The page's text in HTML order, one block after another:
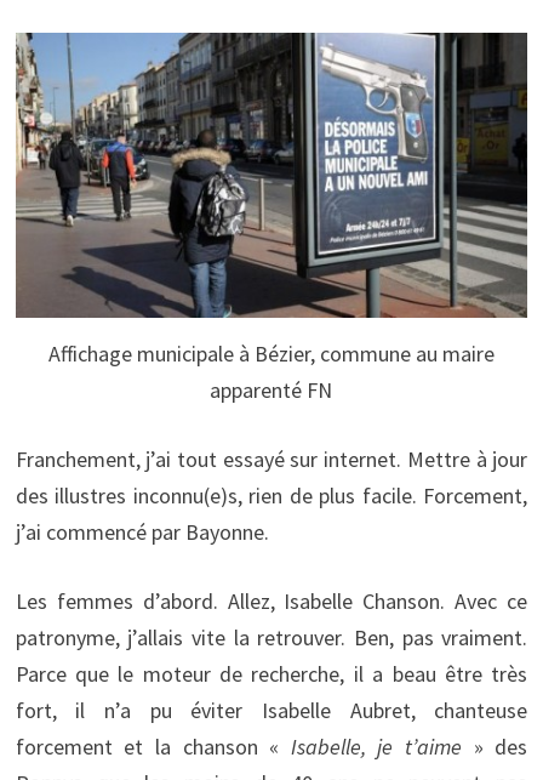
Affichage municipale à Bézier, commune au maire
apparenté FN
Franchement, j’ai tout essayé sur internet. Mettre à jour
des illustres inconnu(e)s, rien de plus facile. Forcement,
j’ai commencé par Bayonne.
Les femmes d’abord. Allez, Isabelle Chanson. Avec ce
patronyme, j’allais vite la retrouver. Ben, pas vraiment.
Parce que le moteur de recherche, il a beau être très
fort, il n’a pu éviter Isabelle Aubret, chanteuse
forcement et la chanson « Isabelle, je t’aime » des